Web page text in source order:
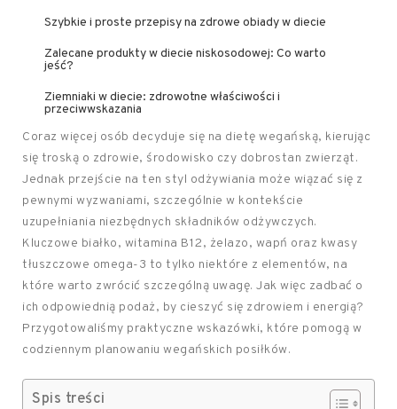
Szybkie i proste przepisy na zdrowe obiady w diecie
Zalecane produkty w diecie niskosodowej: Co warto
jeść?
Ziemniaki w diecie: zdrowotne właściwości i
przeciwwskazania
Coraz więcej osób decyduje się na dietę wegańską, kierując
się troską o zdrowie, środowisko czy dobrostan zwierząt.
Jednak przejście na ten styl odżywiania może wiązać się z
pewnymi wyzwaniami, szczególnie w kontekście
uzupełniania niezbędnych składników odżywczych.
Kluczowe białko, witamina B12, żelazo, wapń oraz kwasy
tłuszczowe omega-3 to tylko niektóre z elementów, na
które warto zwrócić szczególną uwagę. Jak więc zadbać o
ich odpowiednią podaż, by cieszyć się zdrowiem i energią?
Przygotowaliśmy praktyczne wskazówki, które pomogą w
codziennym planowaniu wegańskich posiłków.
Spis treści